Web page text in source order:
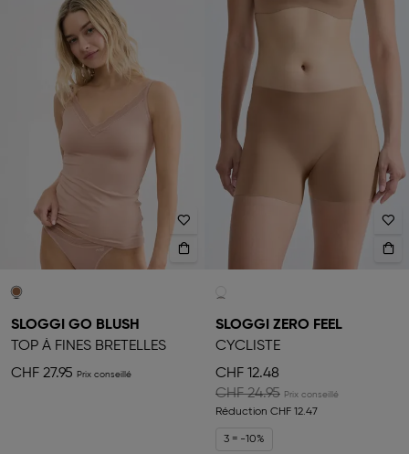
SLOGGI GO BLUSH
TOP À FINES BRETELLES
CHF 27.95
SLOGGI ZERO FEEL
CYCLISTE
CHF 12.48
CHF 24.95
Réduction CHF 12.47
3 = -10%